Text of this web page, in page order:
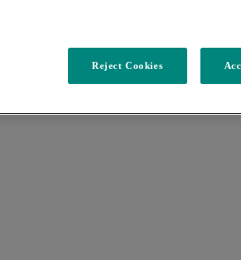
Reject Cookies